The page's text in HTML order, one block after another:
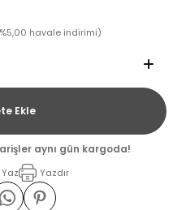
havale indirimi)
Ekle
aynı gün kargoda!
Yazdır